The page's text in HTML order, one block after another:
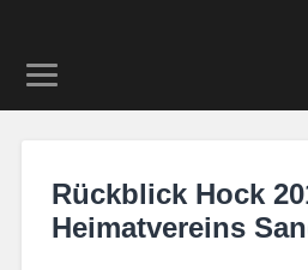
Rückblick Hock
Heimatvereins